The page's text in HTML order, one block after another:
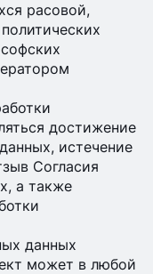
расовой,
достижение
истечение
Согласия
а также
данных
может в любой